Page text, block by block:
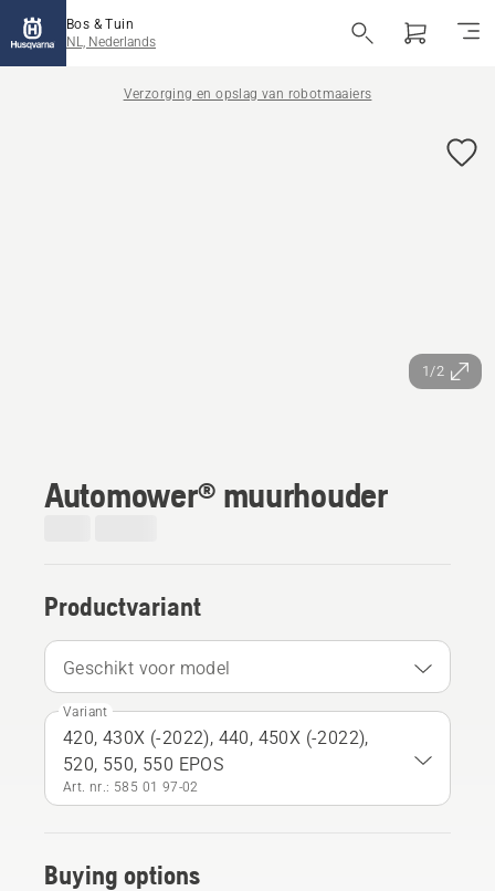
Bos & Tuin
NL, Nederlands
Verzorging en opslag van robotmaaiers
1/2
Automower® muurhouder
Productvariant
Geschikt voor model
Variant
420, 430X (-2022), 440, 450X (-2022),
520, 550, 550 EPOS
Art. nr.: 585 01 97‑02
Buying options